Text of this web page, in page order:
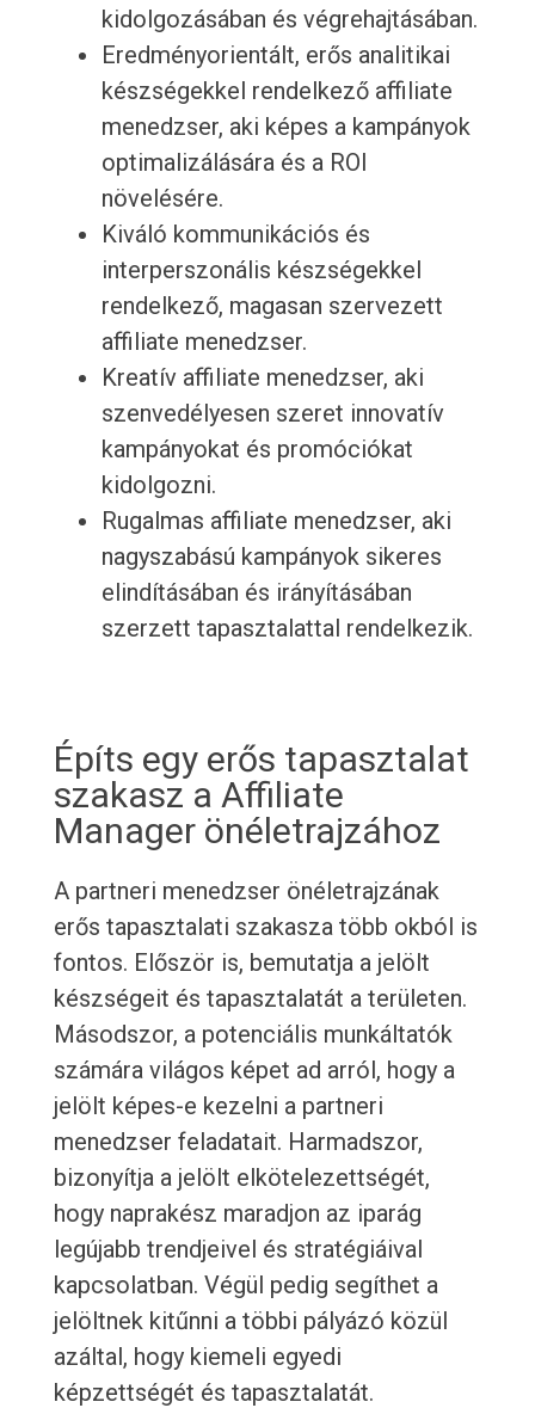
kidolgozásában és végrehajtásában.
Eredményorientált, erős analitikai
készségekkel rendelkező affiliate
menedzser, aki képes a kampányok
optimalizálására és a ROI
növelésére.
Kiváló kommunikációs és
interperszonális készségekkel
rendelkező, magasan szervezett
affiliate menedzser.
Kreatív affiliate menedzser, aki
szenvedélyesen szeret innovatív
kampányokat és promóciókat
kidolgozni.
Rugalmas affiliate menedzser, aki
nagyszabású kampányok sikeres
elindításában és irányításában
szerzett tapasztalattal rendelkezik.
Építs egy erős tapasztalat
szakasz a Affiliate
Manager önéletrajzához
A partneri menedzser önéletrajzának
erős tapasztalati szakasza több okból is
fontos. Először is, bemutatja a jelölt
készségeit és tapasztalatát a területen.
Másodszor, a potenciális munkáltatók
számára világos képet ad arról, hogy a
jelölt képes-e kezelni a partneri
menedzser feladatait. Harmadszor,
bizonyítja a jelölt elkötelezettségét,
hogy naprakész maradjon az iparág
legújabb trendjeivel és stratégiáival
kapcsolatban. Végül pedig segíthet a
jelöltnek kitűnni a többi pályázó közül
azáltal, hogy kiemeli egyedi
képzettségét és tapasztalatát.